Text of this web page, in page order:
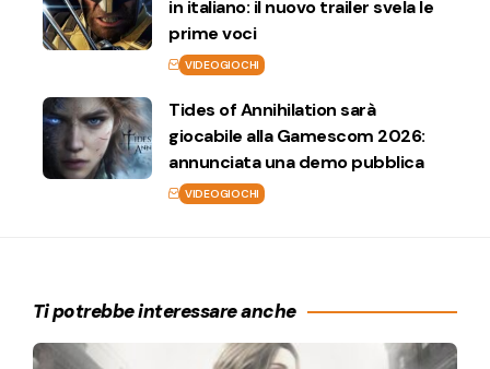
in italiano: il nuovo trailer svela le
prime voci
VIDEOGIOCHI
Tides of Annihilation sarà
giocabile alla Gamescom 2026:
annunciata una demo pubblica
VIDEOGIOCHI
Ti potrebbe interessare anche